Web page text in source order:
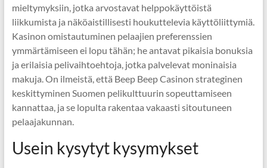
mieltymyksiin, jotka arvostavat helppokäyttöistä
liikkumista ja näköaistillisesti houkuttelevia käyttöliittymiä.
Kasinon omistautuminen pelaajien preferenssien
ymmärtämiseen ei lopu tähän; he antavat pikaisia bonuksia
ja erilaisia pelivaihtoehtoja, jotka palvelevat moninaisia
makuja. On ilmeistä, että Beep Beep Casinon strateginen
keskittyminen Suomen pelikulttuurin sopeuttamiseen
kannattaa, ja se lopulta rakentaa vakaasti sitoutuneen
pelaajakunnan.
Usein kysytyt kysymykset